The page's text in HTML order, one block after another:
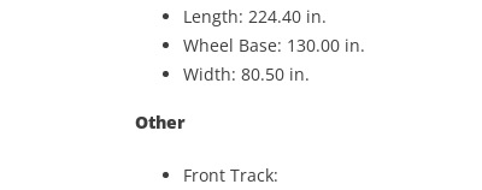
Length: 224.40 in.
Wheel Base: 130.00 in.
Width: 80.50 in.
Other
Front Track: